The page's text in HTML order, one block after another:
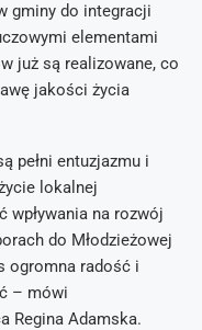
gminy do integracji
elementami
już są realizowane, co
jakości życia
pełni entuzjazmu i
lokalnej
wpływania na rozwój
do Młodzieżowej
ogromna radość i
– mówi
Regina Adamska.